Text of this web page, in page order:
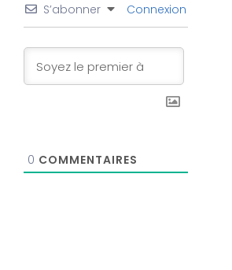
S’abonner Connexion
0 COMMENTAIRES